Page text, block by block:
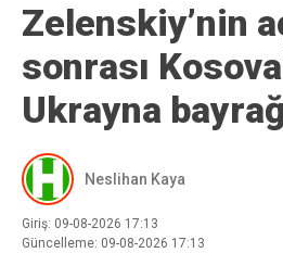
Zelenskiy’nin
sonrası
Ukrayna
Neslihan Kaya
Giriş: 09-08-2026 17:13
Güncelleme: 09-08-2026 17:13